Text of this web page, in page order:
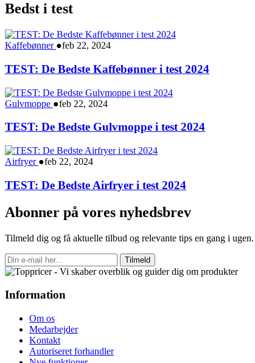
Bedst i test
Kaffebønner ●feb 22, 2024
TEST: De Bedste Kaffebønner i test 2024
Gulvmoppe ●feb 22, 2024
TEST: De Bedste Gulvmoppe i test 2024
Airfryer ●feb 22, 2024
TEST: De Bedste Airfryer i test 2024
Abonner på vores nyhedsbrev
Tilmeld dig og få aktuelle tilbud og relevante tips en gang i
Tilmeld
Information
Om os
Medarbejder
Kontakt
Autoriseret forhandler